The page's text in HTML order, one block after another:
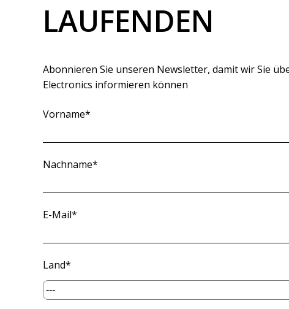
LAUFENDEN
Abonnieren Sie unseren Newsletter, damit wir Sie
Electronics informieren können
Vorname*
Nachname*
E-Mail*
Land*